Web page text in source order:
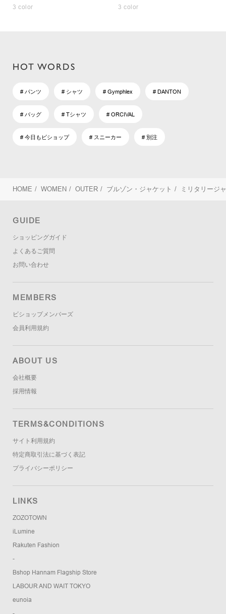
3 color
3 color
HOT WORDS
# パンツ # シャツ # Gymphlex # DANTON
# バッグ # Tシャツ # ORCIVAL
# 今日もビショップ # スニーカー # 別注
HOME / WOMEN / OUTER / ブルゾン・ジャケット / ミリタリージ
GUIDE
ショッピングガイド
よくあるご質問
お問い合わせ
MEMBERS
ビショップメンバーズ
会員利用規約
ABOUT US
会社概要
採用情報
TERMS&CONDITIONS
サイト利用規約
特定商取引法に基づく表記
プライバシーポリシー
LINKS
ZOZOTOWN
iLumine
Rakuten Fashion
-
Bshop Hannam Flagship Store
LABOUR AND WAIT TOKYO
eunoia